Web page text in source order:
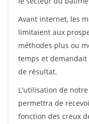
Avant internet, les
limitaient aux
méthodes plus ou
temps et
de résultat.
L'utilisation de
permettra de
fonction des creux